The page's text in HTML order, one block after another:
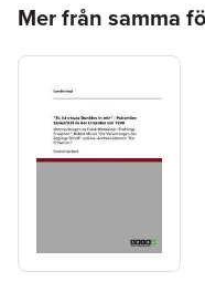
Mer från samma